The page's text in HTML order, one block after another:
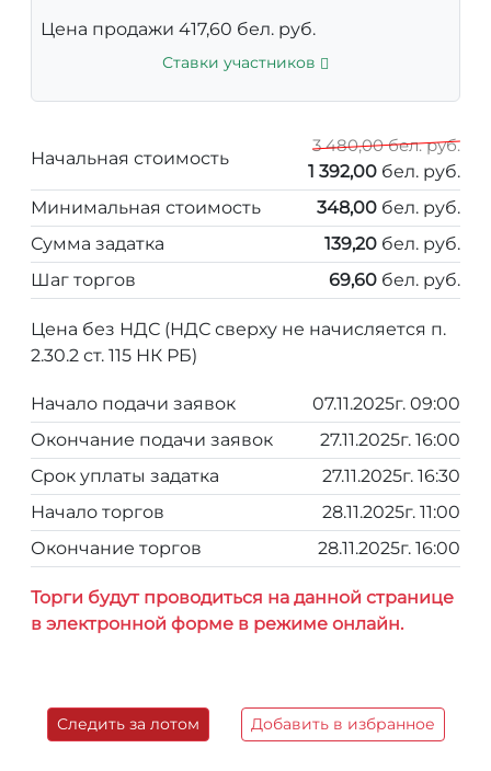
Цена продажи 417,60 бел. руб.
Ставки участников
Начальная стоимость
3 480,00 бел. руб.
1 392,00 бел. руб.
Минимальная стоимость
348,00 бел. руб.
Сумма задатка
139,20 бел. руб.
Шаг торгов
69,60 бел. руб.
Цена без НДС (НДС сверху не начисляется п.
2.30.2 ст. 115 НК РБ)
Начало подачи заявок
07.11.2025г. 09:00
Окончание подачи заявок
27.11.2025г. 16:00
Срок уплаты задатка
27.11.2025г. 16:30
Начало торгов
28.11.2025г. 11:00
Окончание торгов
28.11.2025г. 16:00
Торги будут проводиться на данной странице
в электронной форме в режиме онлайн.
Следить за лотом Добавить в избранное